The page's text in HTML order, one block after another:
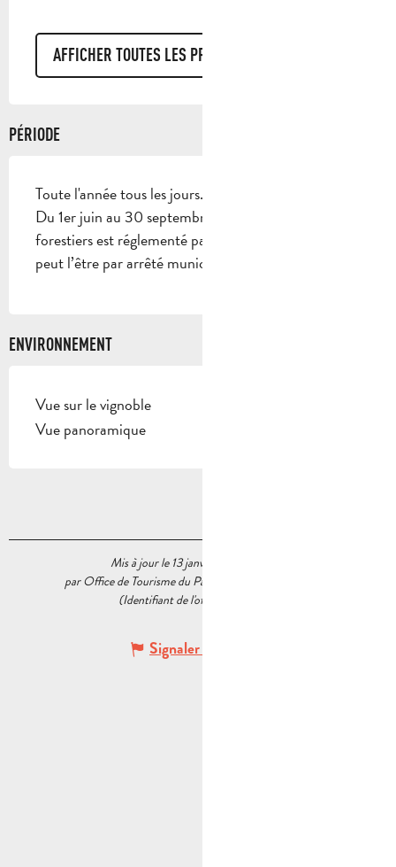
AFFICHER TOUTES LES PRESTATIONS
PÉRIODE
Toute l'année tous les jours.
Du 1er juin au 30 septembre, l’accès aux massifs
forestiers est réglementé par arrêté préfectoral et
peut l’être par arrêté municipal.
ENVIRONNEMENT
Vue sur le vignoble
Vue panoramique
Mis à jour le 13 janvier 2026 à 12:04
par Office de Tourisme du Pays d’Aubagne et de l’Étoile
(Identifiant de l'offre :
Signaler une erreur